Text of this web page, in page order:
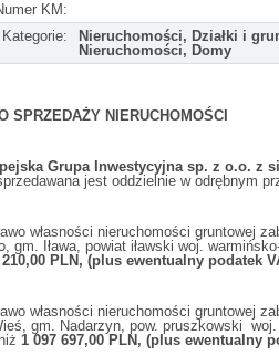
KM:
Kategorie:
Nieruchomości, Działki i
Nieruchomości, Domy
SPRZEDAŻY NIERUCHOMOŚCI
Grupa Inwestycyjna sp. z o.o. z
jest oddzielnie w odrębnym
własności nieruchomości gruntowej
gm. Iława, powiat iławski woj.
210,00 PLN, (plus ewentualny podatek
własności nieruchomości gruntowej
gm. Nadarzyn, pow. pruszkowski
1 097 697,00 PLN, (plus ewentualny